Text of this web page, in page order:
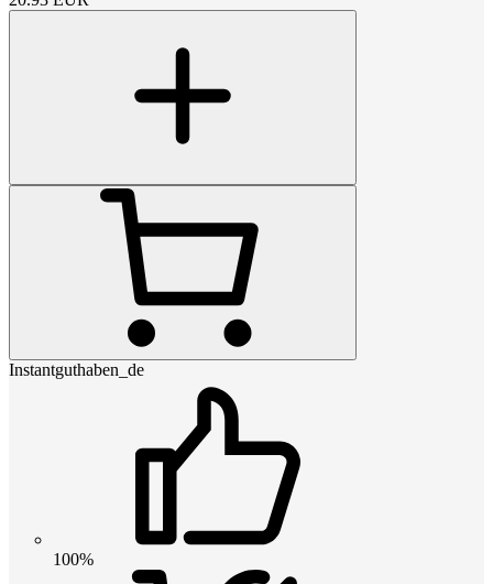
Instantguthaben_de
100%